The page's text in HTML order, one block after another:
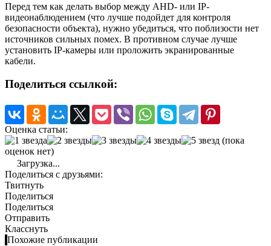
Перед тем как делать выбор между AHD- или IP-
видеонаблюдением (что лучше подойдет для контроля
безопасности объекта), нужно убедиться, что поблизости нет
источников сильных помех. В противном случае лучше
установить IP-камеры или проложить экранированные
кабели.
Поделиться ссылкой:
Оценка статьи:
(пока
оценок нет)
Загрузка...
Поделиться с друзьями:
Твитнуть
Поделиться
Поделиться
Отправить
Класснуть
Похожие публикации